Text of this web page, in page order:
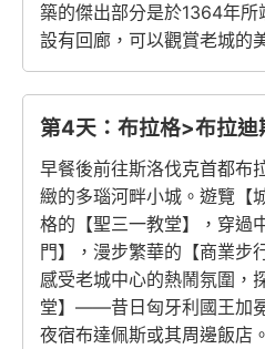
築的傑出部分是於1364年
設有回廊，可以觀賞老城的
第4天：布拉格>布拉
早餐後前往斯洛伐克首都布
緻的多瑙河畔小城。遊覽【
格的【聖三一教堂】，穿過
門】，漫步繁華的【商業步
感受老城中心的熱鬧氛圍，
堂】——昔日匈牙利國王加
夜宿布達佩斯或其周邊飯店。